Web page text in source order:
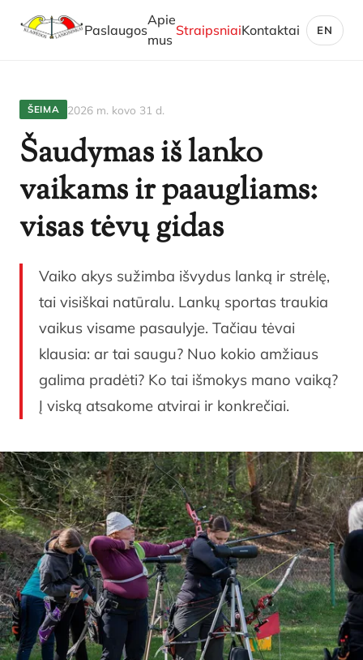
Paslaugos
Apie
mus
StraipsniaiKontaktai EN
ŠEIMA 2026 m. kovo 31 d.
Šaudymas iš lanko
vaikams ir paaugliams:
visas tėvų gidas
Vaiko akys sužimba išvydus lanką ir strėlę,
tai visiškai natūralu. Lankų sportas traukia
vaikus visame pasaulyje. Tačiau tėvai
klausia: ar tai saugu? Nuo kokio amžiaus
galima pradėti? Ko tai išmokys mano vaiką?
Į viską atsakome atvirai ir konkrečiai.